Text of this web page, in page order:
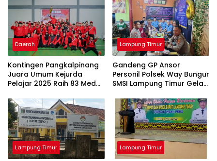
Daerah
Kontingen Pangkalpinang
Juara Umum Kejurda
Pelajar 2025 Raih 83 Medali
Enam Daerah
Lampung Timur
Gandeng GP Ansor
Personil Polsek Way Bungur
SMSI Lampung Timur Gelar
Lampung Timur Lampung Timur